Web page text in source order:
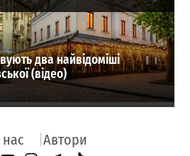
два найвідоміші
(відео)
Автори